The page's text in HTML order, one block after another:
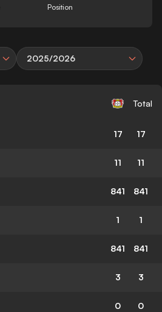
Position
2025/2026
Total
17 17
11 11
841 841
1 1
841 841
3 3
0 0